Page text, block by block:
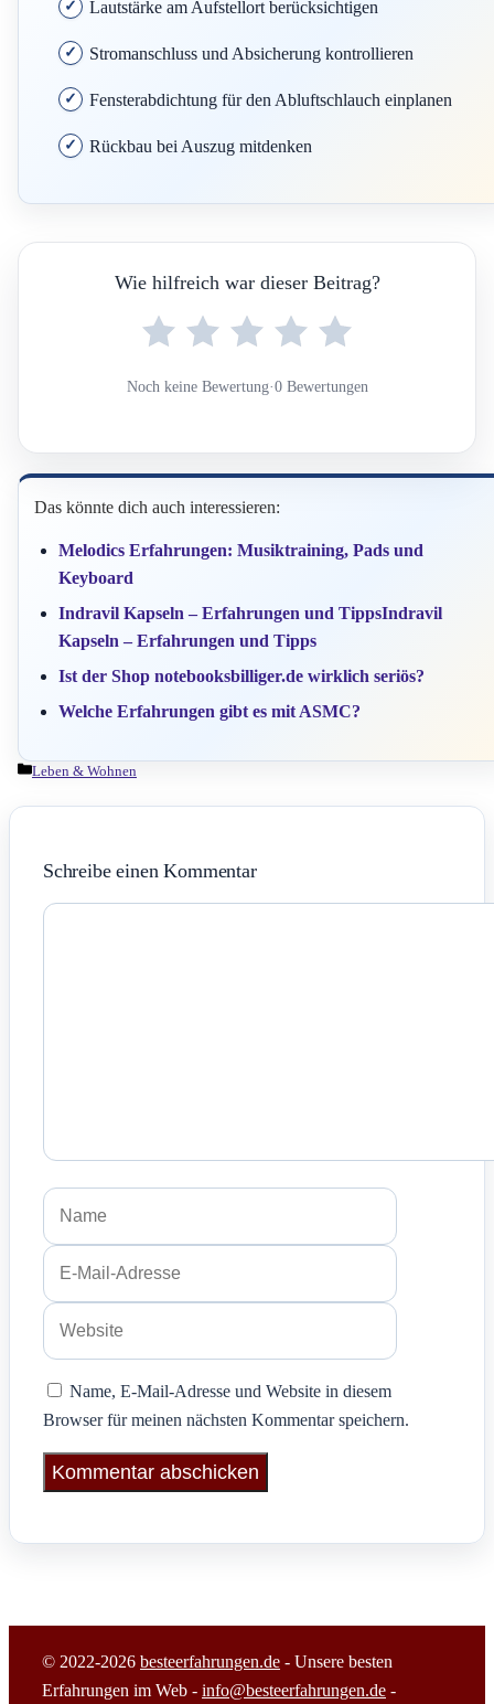
Lautstärke am Aufstellort berücksichtigen
Stromanschluss und Absicherung kontrollieren
Fensterabdichtung für den Abluftschlauch einplanen
Rückbau bei Auszug mitdenken
Wie hilfreich war dieser Beitrag?
Noch keine Bewertung·0 Bewertungen
Das könnte dich auch interessieren:
Melodics Erfahrungen: Musiktraining, Pads und
Keyboard
Indravil Kapseln – Erfahrungen und TippsIndravil
Kapseln – Erfahrungen und Tipps
Ist der Shop notebooksbilliger.de wirklich seriös?
Welche Erfahrungen gibt es mit ASMC?
Kategorien
Leben & Wohnen
Schreibe einen Kommentar
Kommentar
Name
E-
Adresse
Website
Name, E-Mail-Adresse und Website in diesem
Browser für meinen nächsten Kommentar speichern.
© 2022-2026 besteerfahrungen.de - Unsere besten
Erfahrungen im Web - info@besteerfahrungen.de -